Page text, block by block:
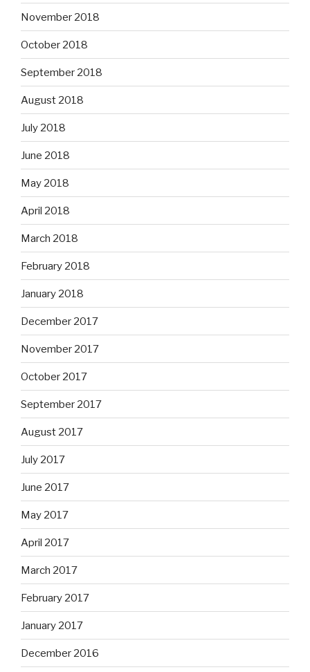
November 2018
October 2018
September 2018
August 2018
July 2018
June 2018
May 2018
April 2018
March 2018
February 2018
January 2018
December 2017
November 2017
October 2017
September 2017
August 2017
July 2017
June 2017
May 2017
April 2017
March 2017
February 2017
January 2017
December 2016